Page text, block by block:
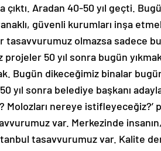
çıktı. Aradan 40-50 yıl geçti.
güvenli kurumları inşa
olmazsa sadece
projeler 50 yıl sonra bugün
Bugün dikeceğimiz binalar
yıl sonra belediye başkanı
Molozları nereye
var. Merkezinde
tasavvurumuz var. Kalite